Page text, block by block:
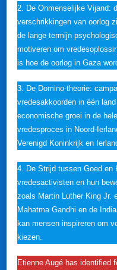
2. De Onmenselijke Vijand:
verschrikkingen van oorlog
de lange termijn
motiveren om
is hoe de oorlog in Gaza
3. De Domino-theorie:
vredesakkoorden in één
economische groei in de
vredesproces in Noord-
Verenigd Koninkrijk en
4. De Strijd tussen Goed en
vredesactivisten en hun
zoals Martin Luther King Jr.
Mahatma Gandhi en de
kan mensen inspireren om
kiezen.
Etienne Augé has identified